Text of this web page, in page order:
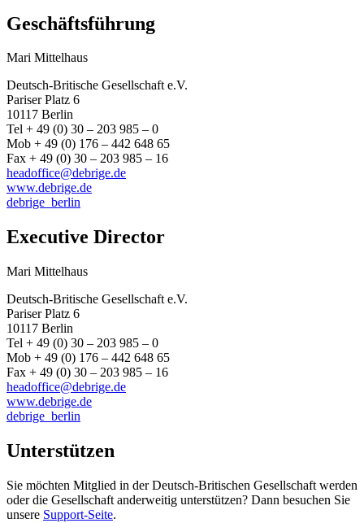
Geschäftsführung
Mari Mittelhaus
Deutsch-Britische Gesellschaft e.V.
Pariser Platz 6
10117 Berlin
Tel + 49 (0) 30 – 203 985 – 0
Mob + 49 (0) 176 – 442 648 65
Fax + 49 (0) 30 – 203 985 – 16
headoffice@debrige.de
www.debrige.de
debrige_berlin
Executive Director
Mari Mittelhaus
Deutsch-Britische Gesellschaft e.V.
Pariser Platz 6
10117 Berlin
Tel + 49 (0) 30 – 203 985 – 0
Mob + 49 (0) 176 – 442 648 65
Fax + 49 (0) 30 – 203 985 – 16
headoffice@debrige.de
www.debrige.de
debrige_berlin
Unterstützen
Sie möchten Mitglied in der Deutsch-Britischen Gesellschaft werden
oder die Gesellschaft anderweitig unterstützen? Dann besuchen Sie
unsere Support-Seite.